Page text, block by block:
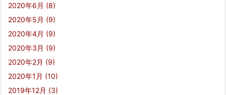
2020年6月 (8)
2020年5月 (9)
2020年4月 (9)
2020年3月 (9)
2020年2月 (9)
2020年1月 (10)
2019年12月 (3)